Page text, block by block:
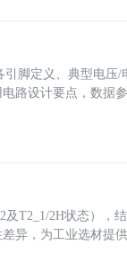
脚定义、典型电
路设计要点，数据
T2_1/2H状态），
异，为工业选材提供